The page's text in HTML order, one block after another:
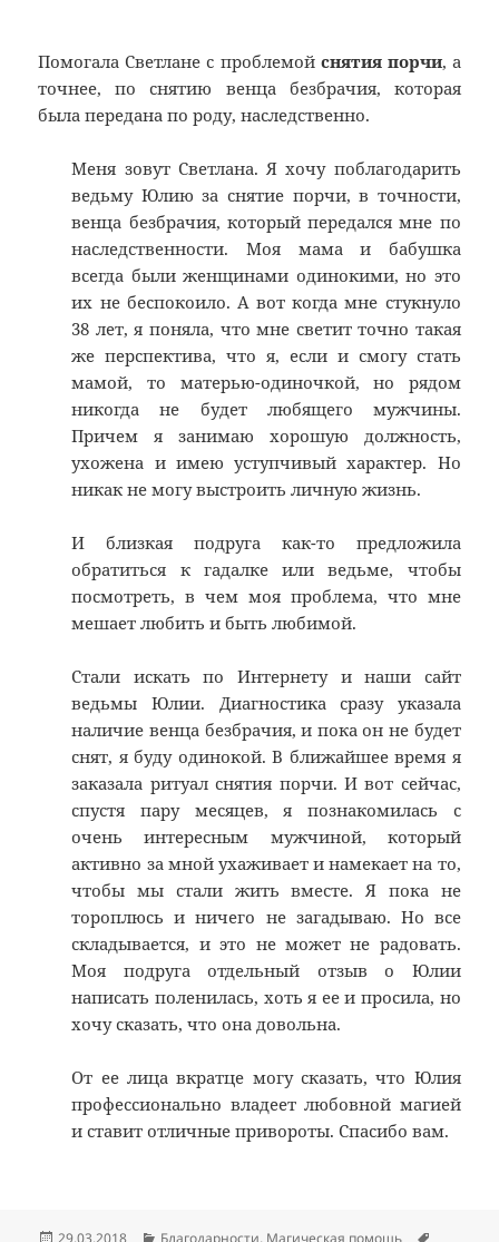
Помогала Светлане с проблемой снятия порчи, а
точнее, по снятию венца безбрачия, которая
была передана по роду, наследственно.
Меня зовут Светлана. Я хочу поблагодарить
ведьму Юлию за снятие порчи, в точности,
венца безбрачия, который передался мне по
наследственности. Моя мама и бабушка
всегда были женщинами одинокими, но это
их не беспокоило. А вот когда мне стукнуло
38 лет, я поняла, что мне светит точно такая
же перспектива, что я, если и смогу стать
мамой, то матерью-одиночкой, но рядом
никогда не будет любящего мужчины.
Причем я занимаю хорошую должность,
ухожена и имею уступчивый характер. Но
никак не могу выстроить личную жизнь.
И близкая подруга как-то предложила
обратиться к гадалке или ведьме, чтобы
посмотреть, в чем моя проблема, что мне
мешает любить и быть любимой.
Стали искать по Интернету и наши сайт
ведьмы Юлии. Диагностика сразу указала
наличие венца безбрачия, и пока он не будет
снят, я буду одинокой. В ближайшее время я
заказала ритуал снятия порчи. И вот сейчас,
спустя пару месяцев, я познакомилась с
очень интересным мужчиной, который
активно за мной ухаживает и намекает на то,
чтобы мы стали жить вместе. Я пока не
тороплюсь и ничего не загадываю. Но все
складывается, и это не может не радовать.
Моя подруга отдельный отзыв о Юлии
написать поленилась, хоть я ее и просила, но
хочу сказать, что она довольна.
От ее лица вкратце могу сказать, что Юлия
профессионально владеет любовной магией
и ставит отличные привороты. Спасибо вам.
Опубликовано
29.03.2018 Рубрики
Благодарности, Магическая помощь